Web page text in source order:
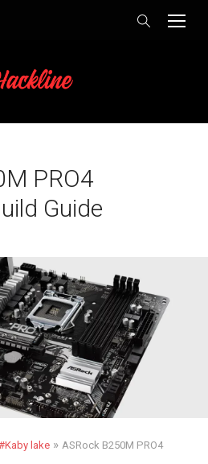
PRO4
Guide
lake » ASRock B250M PRO4